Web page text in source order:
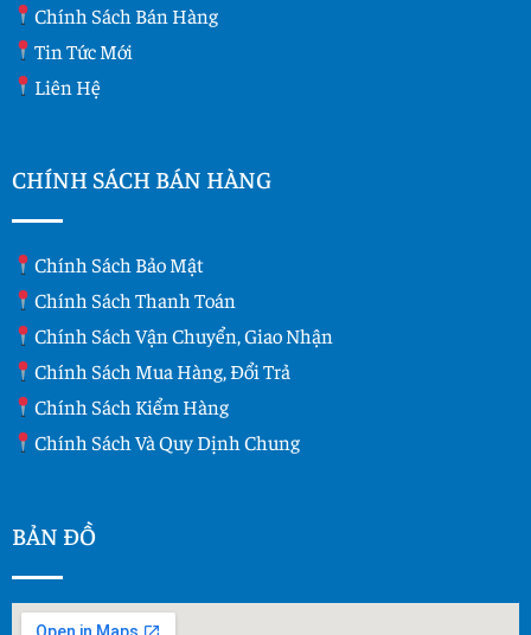
Chính Sách Bán Hàng
Tin Tức Mới
Liên Hệ
CHÍNH SÁCH BÁN HÀNG
Chính Sách Bảo Mật
Chính Sách Thanh Toán
Chính Sách Vận Chuyển, Giao Nhận
Chính Sách Mua Hàng, Đổi Trả
Chính Sách Kiểm Hàng
Chính Sách Và Quy Dịnh Chung
BẢN ĐỒ